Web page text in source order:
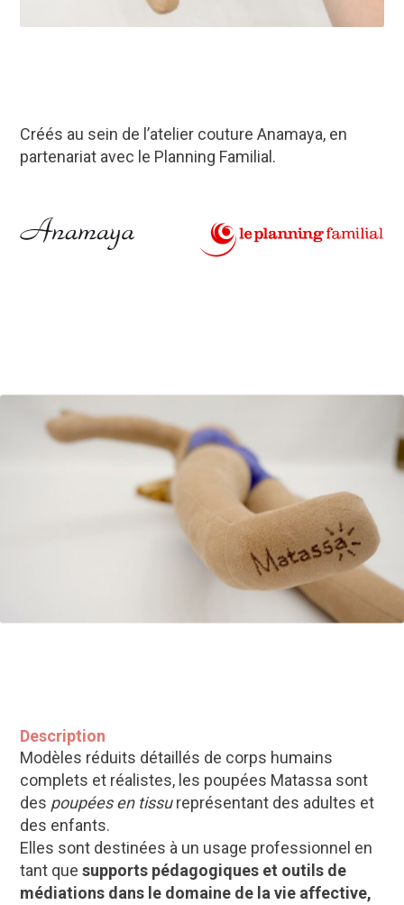
Créés au sein de l’atelier couture Anamaya, en
partenariat avec le Planning Familial.
Description
Modèles réduits détaillés de corps humains
complets et réalistes, les poupées Matassa sont
des poupées en tissureprésentant des adultes et
des enfants.
Elles sont destinées à un usage professionnel en
tant quesupports pédagogiques et outils de
médiations dans le domaine de la vie affective,